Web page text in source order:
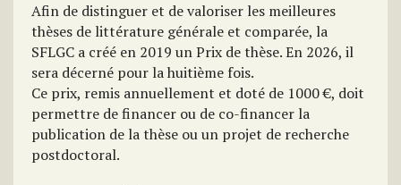
Afin de distinguer et de valoriser les meilleures
thèses de littérature générale et comparée, la
SFLGC a créé en 2019 un Prix de thèse. En 2026, il
sera décerné pour la huitième fois.
Ce prix, remis annuellement et doté de 1000 €, doit
permettre de financer ou de co-financer la
publication de la thèse ou un projet de recherche
postdoctoral.